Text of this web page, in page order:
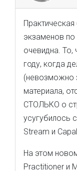
экзаменов
очевидна. То,
году, когда
(невозможно
материала,
СТОЛЬКО о
усугубилось
Stream и
На этом
Practitioner и